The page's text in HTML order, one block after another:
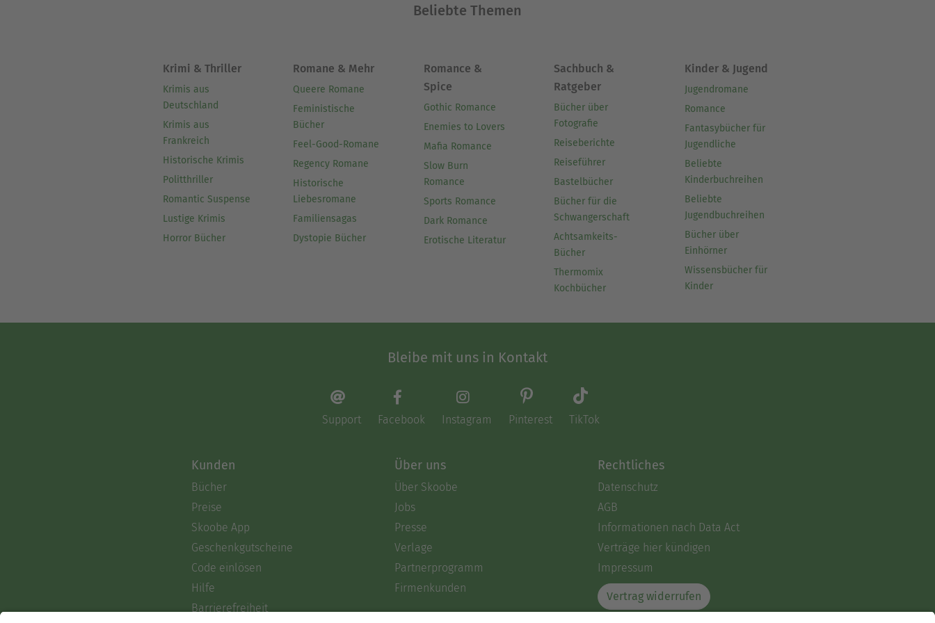
Beliebte Themen
Krimi & Thriller
Krimis aus
Deutschland
Krimis aus
Frankreich
Historische Krimis
Politthriller
Romantic Suspense
Lustige Krimis
Horror Bücher
Romane & Mehr
Queere Romane
Feministische
Bücher
Feel-Good-Romane
Regency Romane
Historische
Liebesromane
Familiensagas
Dystopie Bücher
Romance &
Spice
Gothic Romance
Enemies to Lovers
Mafia Romance
Slow Burn
Romance
Sports Romance
Dark Romance
Erotische Literatur
Sachbuch &
Ratgeber
Bücher über
Fotografie
Reiseberichte
Reiseführer
Bastelbücher
Bücher für die
Schwangerschaft
Achtsamkeits-
Bücher
Thermomix
Kochbücher
Kinder & Jugend
Jugendromane
Romance
Fantasybücher für
Jugendliche
Beliebte
Kinderbuchreihen
Beliebte
Jugendbuchreihen
Bücher über
Einhörner
Wissensbücher für
Kinder
Bleibe mit uns in Kontakt
Support Facebook Instagram Pinterest TikTok
Kunden
Bücher
Preise
Skoobe App
Geschenkgutscheine
Code einlösen
Hilfe
Barrierefreiheit
Über uns
Über Skoobe
Jobs
Presse
Verlage
Partnerprogramm
Firmenkunden
Rechtliches
Datenschutz
AGB
Informationen nach Data Act
Verträge hier kündigen
Impressum
Vertrag widerrufen